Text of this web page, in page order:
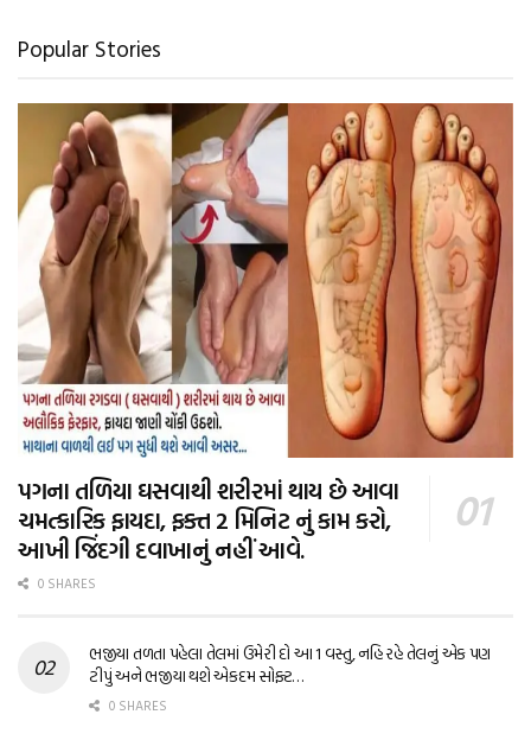
Popular Stories
પગના તળિયા ઘસવાથી શરીરમાં થાય છે આવા
ચમત્કારિક ફાયદા, ફક્ત 2 મિનિટ નું કામ કરો,
આખી જિંદગી દવાખાનું નહીં આવે.
0 SHARES
ભજીયા તળતા પહેલા તેલમાં ઉમેરી દો આ 1 વસ્તુ, નહિ રહે તેલનું એક પણ
ટીપું અને ભજીયા થશે એકદમ સોફ્ટ…
0 SHARES